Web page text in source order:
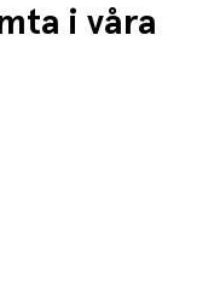
i våra